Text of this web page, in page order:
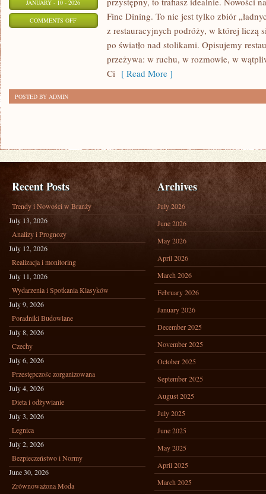
JANUARY - 10 - 2026
COMMENTS OFFON
Fine Dining. To nie jest tylko zbiór
z restauracyjnych podróży, w której liczą
po światło nad stolikami. Opisujemy
przeżywa: w ruchu, w rozmowie, w
Ci [ Read More ]
POSTED BY ADMIN
Recent Posts
Trendy i Nowości w Branży
July 13, 2026
Analizy i Prognozy
July 12, 2026
Realizacja i monitoring
July 11, 2026
Wydarzenia i Spotkania Klasyków
July 9, 2026
Poradniki Budowlane
July 8, 2026
Czechy
July 6, 2026
Przestępczośc zorganizowana
July 4, 2026
Dieta i odżywianie
July 3, 2026
Legnica
July 2, 2026
Bezpieczeństwo i Normy
June 30, 2026
Zrównoważona Moda
Archives
July 2026
June 2026
May 2026
April 2026
March 2026
February 2026
January 2026
December 2025
November 2025
October 2025
September 2025
August 2025
July 2025
June 2025
May 2025
April 2025
March 2025